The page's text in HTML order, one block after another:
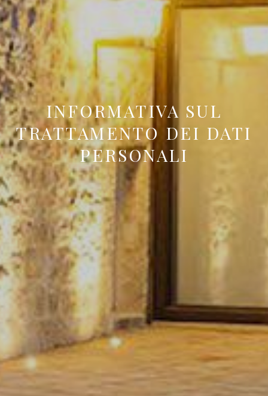
INFORMATIVA SUL
TRATTAMENTO DEI DATI
PERSONALI